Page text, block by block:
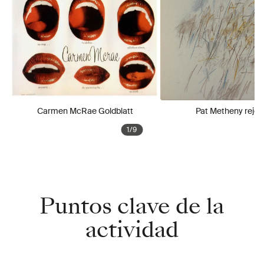
Carmen McRae Goldblatt Pat Metheny
1/9
Puntos clave de la
actividad